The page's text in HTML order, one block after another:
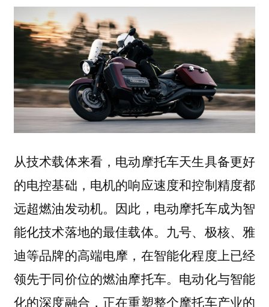
从技术载体来看，电动摩托车天生具备更好
的电控基础，电机的响应速度和控制精度都
远超燃油发动机。因此，电动摩托车成为智
能化技术落地的最佳载体。 九号、极核、雅
迪等品牌的高端电摩，在智能化程度上已经
领先于同价位的燃油摩托车。电动化与智能
化的深度融合，正在重塑整个摩托车产业的